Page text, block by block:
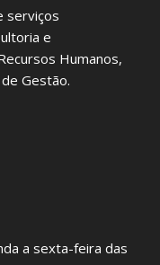
serviços
e
Humanos,
Gestão.
a sexta-feira das